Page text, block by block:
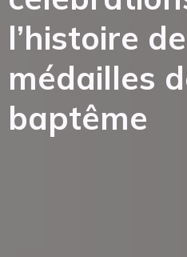
l’histoire
médailles
baptême